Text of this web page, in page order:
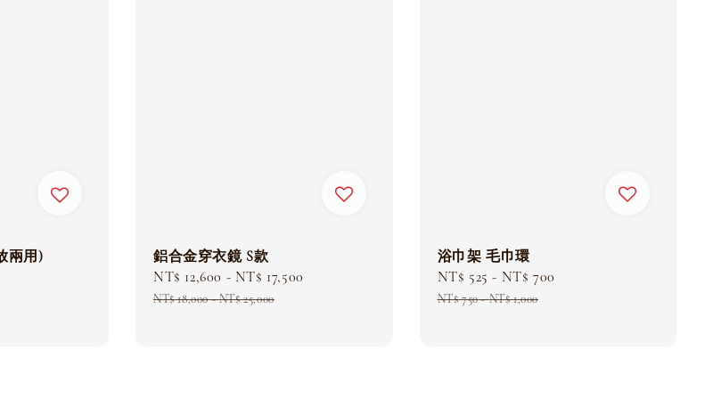
兩用)
鋁合金穿衣鏡 S款
Sale
price
NT$ 12,600 - NT$ 17,500
NT$ 18,000-NT$ 25,000
浴巾架 毛巾環
Sale
price
NT$ 525 - NT$ 700
NT$ 750-NT$ 1,000